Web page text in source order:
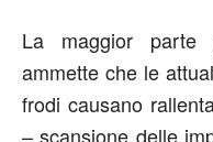
La maggior parte
ammette che le
frodi causano
– scansione delle